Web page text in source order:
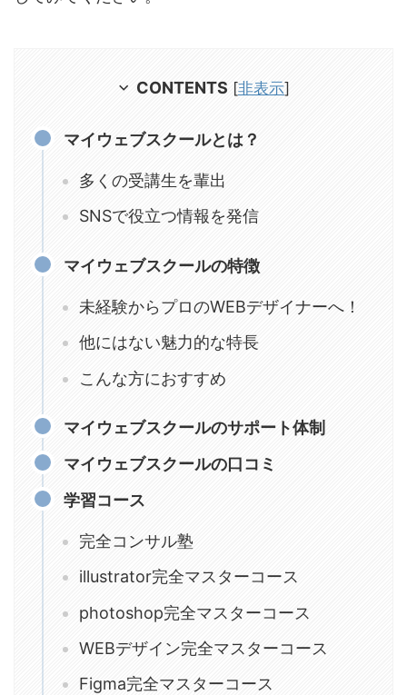
CONTENTS [非表示]
マイウェブスクールとは？
多くの受講生を輩出
SNSで役立つ情報を発信
マイウェブスクールの特徴
未経験からプロのWEBデザイナーへ！
他にはない魅力的な特長
こんな方におすすめ
マイウェブスクールのサポート体制
マイウェブスクールの口コミ
学習コース
完全コンサル塾
illustrator完全マスターコース
photoshop完全マスターコース
WEBデザイン完全マスターコース
Figma完全マスターコース